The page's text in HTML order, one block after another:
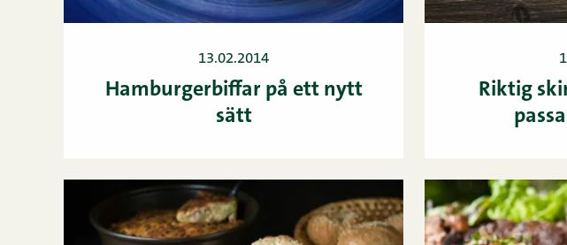
13.02.2014
Hamburgerbiffar på ett nytt
sätt
Riktig